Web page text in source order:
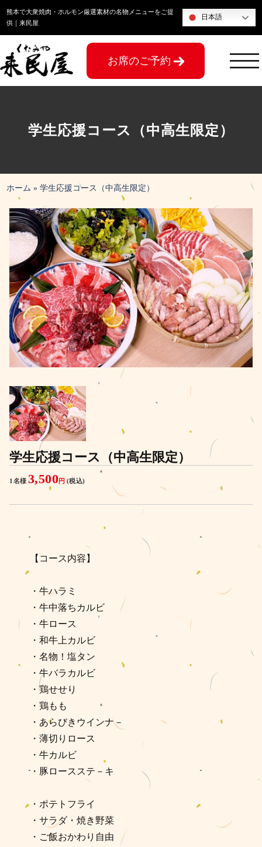
ン
テ
ツ
熊本で大衆焼肉・ホルモン厳選素材の名物メニューをご提
供｜来民屋
日本語
お席のご予約
学生応援コース（中高生限定）
ホーム »学生応援コース（中高生限定）
学生応援コース（中高生限定）
1名様 3,500円 (税込)
【コース内容】
・牛ハラミ
・牛中落ちカルビ
・牛ロース
・和牛上カルビ
・名物！塩タン
・牛バラカルビ
・鶏せせり
・鶏もも
・あらびきウインナ－
・薄切りロース
・牛カルビ
・豚ロースステ－キ
・ポテトフライ
・サラダ・焼き野菜
・ご飯おかわり自由